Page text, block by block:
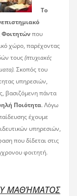
Το
Φοιτητώνπου
χώρο, παρέχοντας
τους(πτυχιακές
Σκοπός του
υπηρεσιών,
βασιζόμενη πάντα
Ποιότητα. Λόγω
έχουμε
υπηρεσιών,
που δίδεται στις
φοιτητή.
ΜΑΘΉΜΑΤΟΣ